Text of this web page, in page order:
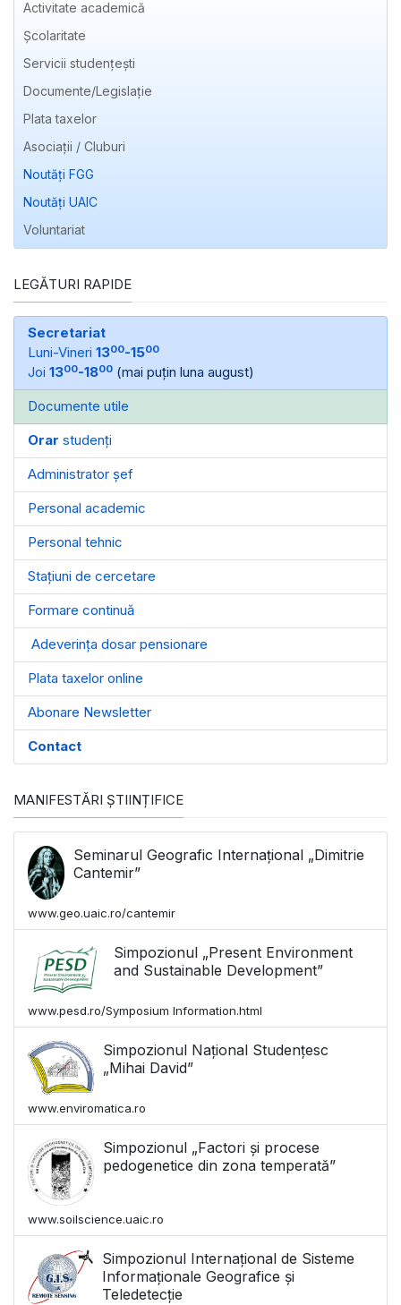
Activitate academică
Școlaritate
Servicii studențești
Documente/Legislație
Plata taxelor
Asociații / Cluburi
Noutăți FGG
Noutăți UAIC
Voluntariat
LEGĂTURI RAPIDE
Secretariat
Luni-Vineri 1300-1500
Joi 1300-1800 (mai puțin luna august)
Documente utile
Orar studenți
Administrator șef
Personal academic
Personal tehnic
Stațiuni de cercetare
Formare continuă
Adeverința dosar pensionare
Plata taxelor online
Abonare Newsletter
Contact
MANIFESTĂRI ȘTIINȚIFICE
Seminarul Geografic Internațional „Dimitrie
Cantemir”
www.geo.uaic.ro/cantemir
Simpozionul „Present Environment
and Sustainable Development”
www.pesd.ro/Symposium Information.html
Simpozionul Național Studențesc
„Mihai David”
www.enviromatica.ro
Simpozionul „Factori și procese
pedogenetice din zona temperată”
www.soilscience.uaic.ro
Simpozionul Internațional de Sisteme
Informaționale Geografice și
Teledetecție